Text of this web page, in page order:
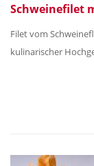
Schweinefilet
Filet vom
kulinarischer